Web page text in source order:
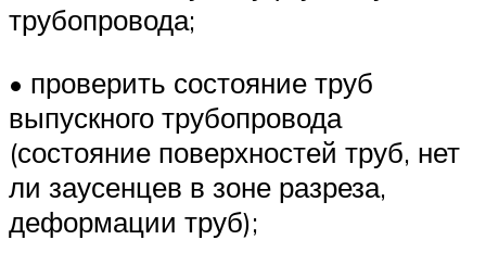
трубопровода;
• проверить состояние труб
выпускного трубопровода
(состояние поверхностей труб, нет
ли заусенцев в зоне разреза,
деформации труб);